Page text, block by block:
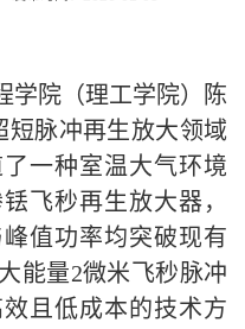
学院（理工学院）陈
短脉冲再生放大领域
一种室温大气环境
飞秒再生放大器，
值功率均突破现有
能量2微米飞秒脉冲
且低成本的技术方